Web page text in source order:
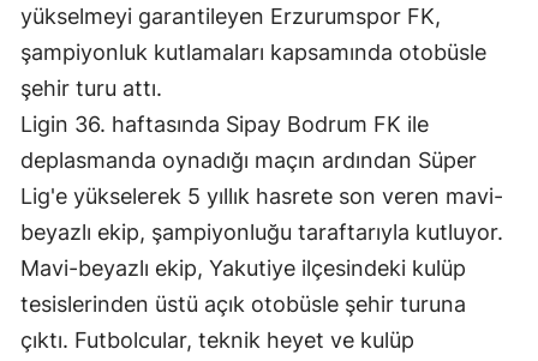
Erzurum
Gaziantep
Giresun
Gümüşhane
Hakkari
Hatay
yükselmeyi garantileyen Erzurumspor FK,
şampiyonluk kutlamaları kapsamında otobüsle
şehir turu attı.
Ligin 36. haftasında Sipay Bodrum FK ile
deplasmanda oynadığı maçın ardından Süper
Lig'e yükselerek 5 yıllık hasrete son veren mavi-
beyazlı ekip, şampiyonluğu taraftarıyla kutluyor.
Mavi-beyazlı ekip, Yakutiye ilçesindeki kulüp
tesislerinden üstü açık otobüsle şehir turuna
çıktı. Futbolcular, teknik heyet ve kulüp